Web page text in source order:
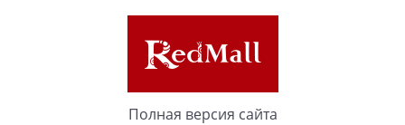
Полная версия сайта